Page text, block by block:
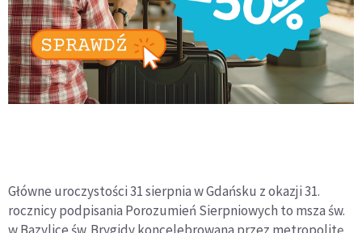
Główne uroczystości 31 sierpnia w Gdańsku z okazji 31.
rocznicy podpisania Porozumień Sierpniowych to msza św.